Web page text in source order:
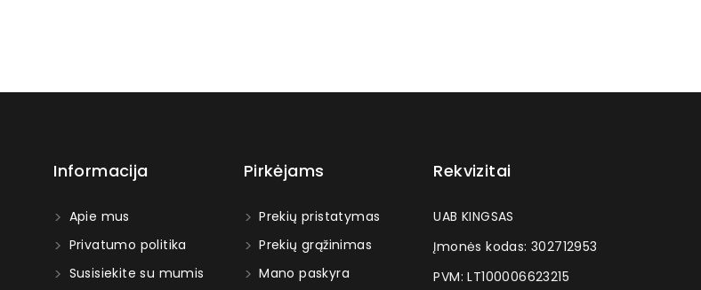
Informacija
Apie mus
Privatumo politika
Susisiekite su mumis
Pirkėjams
Prekių pristatymas
Prekių grąžinimas
Mano paskyra
Rekvizitai
UAB KINGSAS
Įmonės kodas: 302712953
PVM: LT100006623215